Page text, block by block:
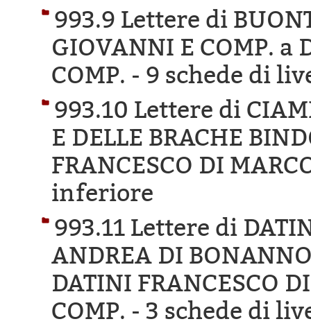
993.9 Lettere di
GIOVANNI E COMP. a
COMP. - 9 schede di
993.10 Lettere di
E DELLE BRACHE
FRANCESCO DI
inferiore
993.11 Lettere di
ANDREA DI
DATINI FRANCESCO
COMP. - 3 schede di